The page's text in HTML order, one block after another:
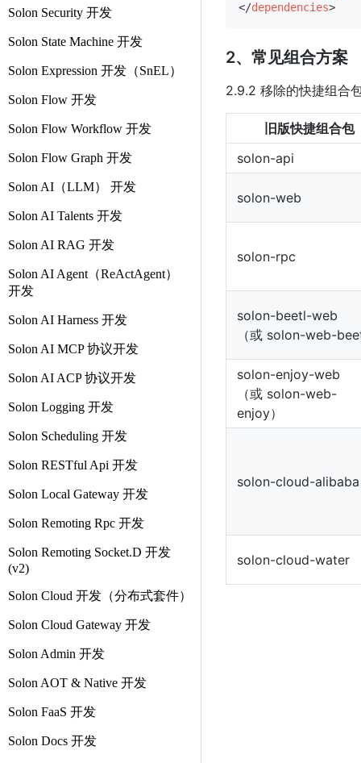
Solon Security 开发
Solon State Machine 开发
Solon Expression 开发（SnEL）
Solon Flow 开发
Solon Flow Workflow 开发
Solon Flow Graph 开发
Solon AI（LLM） 开发
Solon AI Talents 开发
Solon AI RAG 开发
Solon AI Agent（ReActAgent）
开发
Solon AI Harness 开发
Solon AI MCP 协议开发
Solon AI ACP 协议开发
Solon Logging 开发
Solon Scheduling 开发
Solon RESTful Api 开发
Solon Local Gateway 开发
Solon Remoting Rpc 开发
Solon Remoting Socket.D 开发
(v2)
Solon Cloud 开发（分布式套件）
Solon Cloud Gateway 开发
Solon Admin 开发
Solon AOT & Native 开发
Solon FaaS 开发
Solon Docs 开发
</dependencies>
2、常见组合方案
2.9.2 移除的快捷组合
旧版快捷组合包
solon-api
solon-web
solon-rpc
solon-beetl-web
（或 solon-web-
solon-enjoy-web
（或 solon-web-
enjoy）
solon-cloud-alibaba
solon-cloud-water